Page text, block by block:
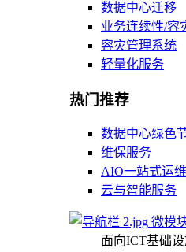
数据中心迁移
业务连续性/容
容灾管理系统
轻量化服务
热门推荐
数据中心绿色
维保服务
AIO一站式运
云与智能服务
微模
面向ICT基础